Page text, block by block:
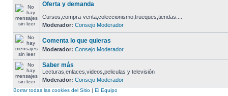
Oferta y demanda
Cursos,compra-venta,coleccionismo,trueques,tiendas....
Moderador: Consejo Moderador
Comenta lo que quieras
Moderador: Consejo Moderador
Saber más
Lecturas,enlaces,videos,peliculas y televisión
Moderador: Consejo Moderador
Borrar todas las cookies del Sitio | El Equipo